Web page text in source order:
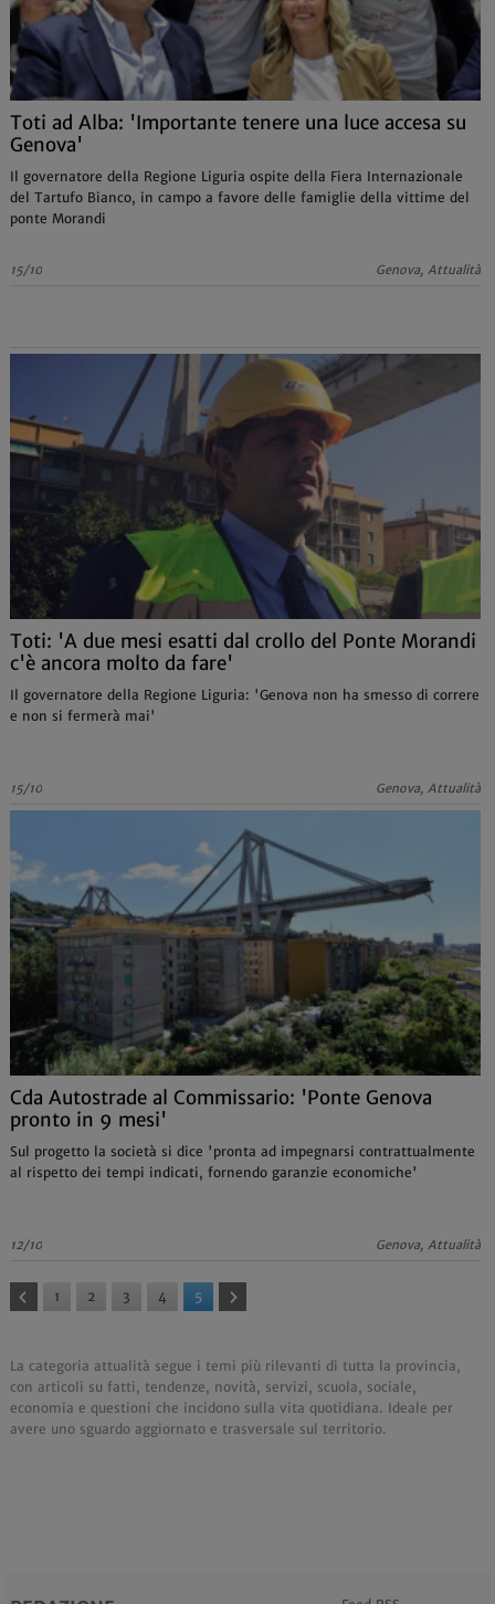
Toti ad Alba: 'Importante tenere una luce accesa su
Genova'
Il governatore della Regione Liguria ospite della Fiera Internazionale
del Tartufo Bianco, in campo a favore delle famiglie della vittime del
ponte Morandi
15/10 Genova, Attualità
Toti: 'A due mesi esatti dal crollo del Ponte Morandi
c'è ancora molto da fare'
Il governatore della Regione Liguria: 'Genova non ha smesso di correre
e non si fermerà mai'
15/10 Genova, Attualità
Cda Autostrade al Commissario: 'Ponte Genova
pronto in 9 mesi'
Sul progetto la società si dice 'pronta ad impegnarsi contrattualmente
al rispetto dei tempi indicati, fornendo garanzie economiche'
12/10 Genova, Attualità
1 2 3 4 5
La categoria attualità segue i temi più rilevanti di tutta la provincia,
con articoli su fatti, tendenze, novità, servizi, scuola, sociale,
economia e questioni che incidono sulla vita quotidiana. Ideale per
avere uno sguardo aggiornato e trasversale sul territorio.